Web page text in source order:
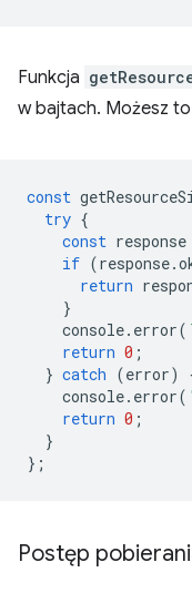
Funkcja
w bajtach. Możesz
const
try {
const response
if (response.
return
}
console. error(
return 0 ;
} catch (error)
console. error(
return 0 ;
}
};
Postęp